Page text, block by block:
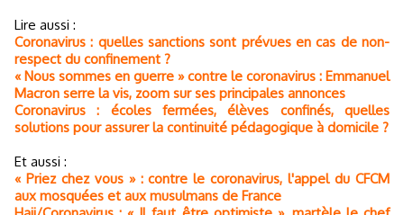
Lire aussi :
Coronavirus : quelles sanctions sont prévues en cas de non-
respect du confinement ?
« Nous sommes en guerre » contre le coronavirus : Emmanuel
Macron serre la vis, zoom sur ses principales annonces
Coronavirus : écoles fermées, élèves confinés, quelles
solutions pour assurer la continuité pédagogique à domicile ?
Et aussi :
« Priez chez vous » : contre le coronavirus, l'appel du CFCM
aux mosquées et aux musulmans de France